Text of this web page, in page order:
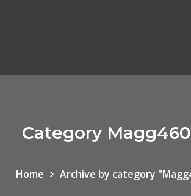
Category
Home Archive by category